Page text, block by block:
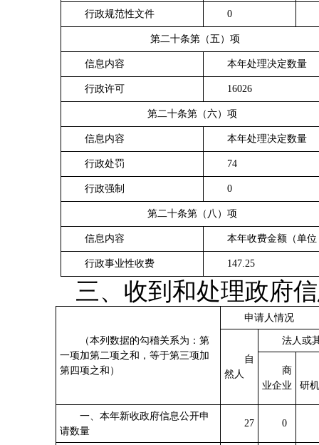
行政规范性文件 0
第二十条第（五）项
信息内容 本年处理决定数量
行政许可 16026
第二十条第（六）项
信息内容 本年处理决定数量
行政处罚 74
行政强制 0
第二十条第（八）项
信息内容 本年收费金额（单
行政事业性收费 147.25
三、收到和处理政府
（本列数据的勾稽关系为：第
一项加第二项之和，等于第三项加
第四项之和）
申请人情况
自
然人
法人或
商
业企业
研
一、本年新收政府信息公开申
请数量
27 0